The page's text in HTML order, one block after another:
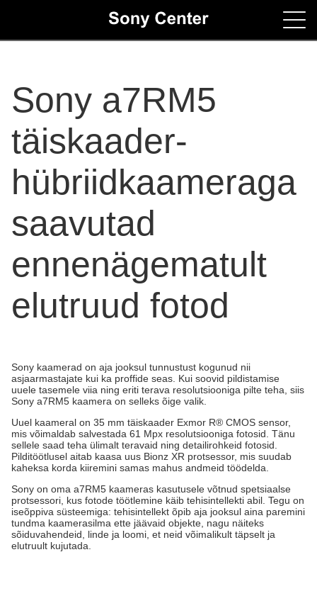
Contacts
Sony a7RM5
täiskaader-
hübriidkaameraga
saavutad
ennenägematult
elutruud fotod
Sony kaamerad on aja jooksul tunnustust kogunud nii
asjaarmastajate kui ka proffide seas. Kui soovid pildistamise
uuele tasemele viia ning eriti terava resolutsiooniga pilte teha, siis
Sony a7RM5 kaamera on selleks õige valik.
Uuel kaameral on 35 mm täiskaader Exmor R® CMOS sensor,
mis võimaldab salvestada 61 Mpx resolutsiooniga fotosid. Tänu
sellele saad teha ülimalt teravaid ning detailirohkeid fotosid.
Pilditöötlusel aitab kaasa uus Bionz XR protsessor, mis suudab
kaheksa korda kiiremini samas mahus andmeid töödelda.
Sony on oma a7RM5 kaameras kasutusele võtnud spetsiaalse
protsessori, kus fotode töötlemine käib tehisintellekti abil. Tegu on
iseõppiva süsteemiga: tehisintellekt õpib aja jooksul aina paremini
tundma kaamerasilma ette jäävaid objekte, nagu näiteks
sõiduvahendeid, linde ja loomi, et neid võimalikult täpselt ja
elutruult kujutada.